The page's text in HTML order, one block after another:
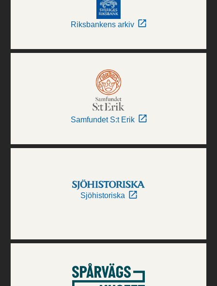
Riksbankens arkiv
Samfundet S:t Erik
Sjöhistoriska